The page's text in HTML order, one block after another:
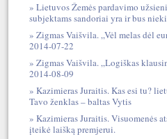
Lietuvos Žemės pardavimo
subjektams sandoriai yra ir bus
Zigmas Vaišvila. „Vėl melas dėl
2014-07-22
Zigmas Vaišvila. „Logiškas
2014-08-09
Kazimieras Juraitis. Kas esi tu?
Tavo ženklas – baltas Vytis
Kazimieras Juraitis. Visuomenės
įteikė laišką premjerui.